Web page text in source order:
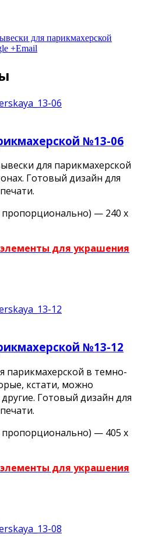
для парикмахерской
+Email
№13-06
для парикмахерской
Готовый дизайн для
пропорционально) — 240 х
для украшения
№13-12
парикмахерской в темно-
кстати, можно
Готовый дизайн для
пропорционально) — 405 х
для украшения